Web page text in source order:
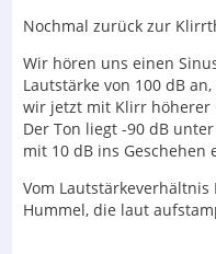
Nochmal zurück zur
Wir hören uns einen
Lautstärke von 100 dB
wir jetzt mit Klirr höherer
Der Ton liegt -90 dB
mit 10 dB ins Geschehen
Vom
Hummel, die laut